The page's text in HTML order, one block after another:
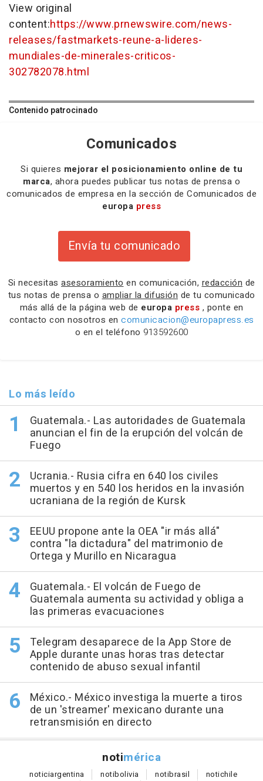
View original
content:https://www.prnewswire.com/news-
releases/fastmarkets-reune-a-lideres-
mundiales-de-minerales-criticos-
302782078.html
Contenido patrocinado
Comunicados
Si quieres mejorar el posicionamiento online de tu
marca, ahora puedes publicar tus notas de prensa o
comunicados de empresa en la sección de Comunicados de
europa press
Envía tu comunicado
Si necesitas asesoramiento en comunicación, redacción de
tus notas de prensa o ampliar la difusión de tu comunicado
más allá de la página web de europa press , ponte en
contacto con nosotros en comunicacion@europapress.es
o en el teléfono 913592600
Lo más leído
Guatemala.- Las autoridades de Guatemala
anuncian el fin de la erupción del volcán de
Fuego
Ucrania.- Rusia cifra en 640 los civiles
muertos y en 540 los heridos en la invasión
ucraniana de la región de Kursk
EEUU propone ante la OEA "ir más allá"
contra "la dictadura" del matrimonio de
Ortega y Murillo en Nicaragua
Guatemala.- El volcán de Fuego de
Guatemala aumenta su actividad y obliga a
las primeras evacuaciones
Telegram desaparece de la App Store de
Apple durante unas horas tras detectar
contenido de abuso sexual infantil
México.- México investiga la muerte a tiros
de un 'streamer' mexicano durante una
retransmisión en directo
notimérica
noticiargentina notibolivia notibrasil notichile